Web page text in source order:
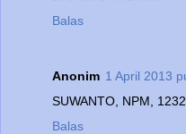
Balas
Anonim 1 April 2013
SUWANTO, NPM,
Balas